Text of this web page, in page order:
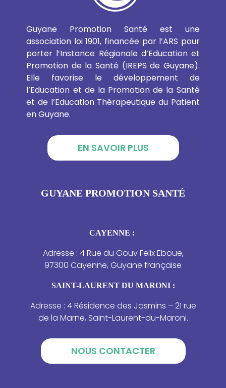
Guyane Promotion Santé est une
association loi 1901, financée par l’ARS pour
porter l’Instance Régionale d’Education et
Promotion de la Santé (IREPS de Guyane).
Elle favorise le développement de
l’Education et de la Promotion de la Santé
et de l’Education Thérapeutique du Patient
en Guyane.
EN SAVOIR PLUS
GUYANE PROMOTION SANTÉ
CAYENNE :
Adresse : 4 Rue du Gouv Felix Eboue,
97300 Cayenne, Guyane française
SAINT-LAURENT DU MARONI :
Adresse : 4 Résidence des Jasmins – 21 rue
de la Marne, Saint-Laurent-du-Maroni.
NOUS CONTACTER